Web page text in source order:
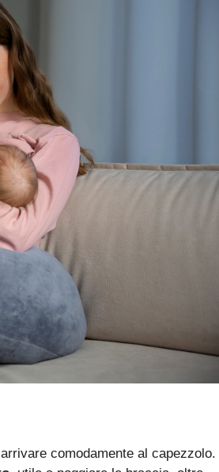
comodamente al capezzolo.